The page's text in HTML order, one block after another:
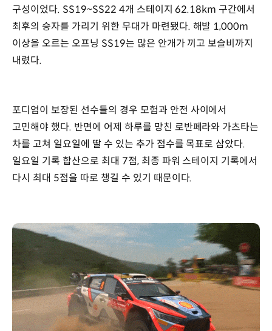
구성이었다. SS19~SS22 4개 스테이지 62.18km 구간에서
최후의 승자를 가리기 위한 무대가 마련됐다. 해발 1,000m
이상을 오르는 오프닝 SS19는 많은 안개가 끼고 보슬비까지
내렸다.
포디엄이 보장된 선수들의 경우 모험과 안전 사이에서
고민해야 했다. 반면에 어제 하루를 망친 로반페라와 가츠타는
차를 고쳐 일요일에 딸 수 있는 추가 점수를 목표로 삼았다.
일요일 기록 합산으로 최대 7점, 최종 파워 스테이지 기록에서
다시 최대 5점을 따로 챙길 수 있기 때문이다.